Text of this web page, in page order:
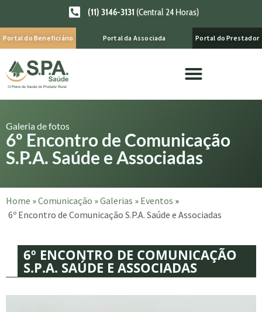
(11) 3146-3131 (Central 24 Horas)
Portal do Beneficiário Portal da Associada Portal do Prestador
Galeria de fotos
6º Encontro de Comunicação
S.P.A. Saúde e Associadas
Home »Comunicação »Galerias » Eventos »
6º Encontro de Comunicação S.P.A. Saúde e Associadas
6º ENCONTRO DE COMUNICAÇÃO
S.P.A. SAÚDE E ASSOCIADAS